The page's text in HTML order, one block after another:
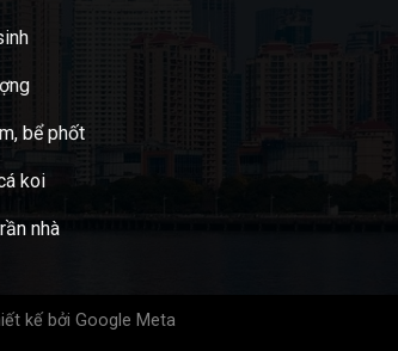
bể phốt
koi
nhà
kế bởi Google Meta